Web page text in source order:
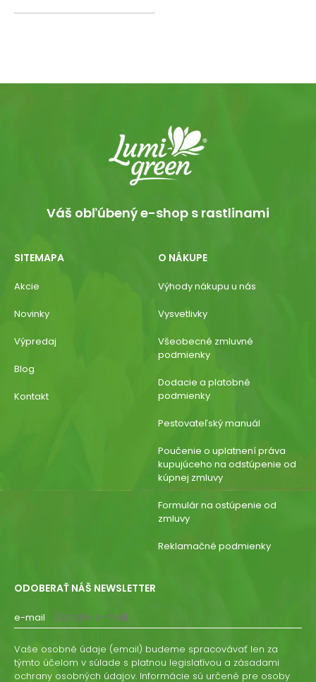
Váš obľúbený e-shop s rastlinami
SITEMAPA
Akcie
Novinky
Výpredaj
Blog
Kontakt
O NÁKUPE
Výhody nákupu u nás
Vysvetlivky
Všeobecné zmluvné
podmienky
Dodacie a platobné
podmienky
Pestovateľský manuál
Poučenie o uplatnení práva
kupujúceho na odstúpenie od
kúpnej zmluvy
Formulár na ostúpenie od
zmluvy
Reklamačné podmienky
ODOBERAŤ NÁŠ NEWSLETTER
e-mail
Vaše osobné údaje (email) budeme spracovávať len za
týmto účelom v súlade s platnou legislatívou a zásadami
ochrany osobných údajov. Informácie sú určené pre osoby